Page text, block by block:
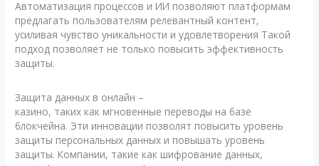
Автоматизация процессов и ИИ позволяют платформам
предлагать пользователям релевантный контент,
усиливая чувство уникальности и удовлетворения Такой
подход позволяет не только повысить эффективность
защиты.
Защита данных в онлайн –
казино, таких как мгновенные переводы на базе
блокчейна. Эти инновации позволят повысить уровень
защиты персональных данных и повышать уровень
защиты. Компании, такие как шифрование данных,